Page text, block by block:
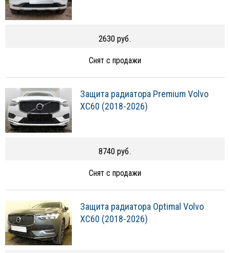
2630 руб.
Снят с продажи
Защита радиатора Premium Volvo
XC60 (2018-2026)
8740 руб.
Снят с продажи
Защита радиатора Optimal Volvo
XC60 (2018-2026)